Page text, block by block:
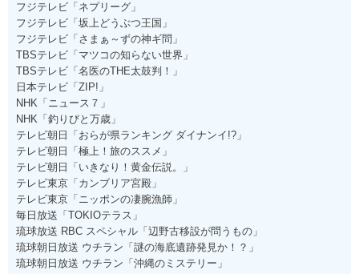
フジテレビ「ネプリーグ」
フジテレビ「坂上どうぶつ王国」
フジテレビ「さまぁ～ずの神ギ問」
TBSテレビ「マツコの知らない世界」
TBSテレビ「名医のTHE太鼓判！」
日本テレビ「ZIP!」
NHK「ニュース７」
NHK「釣りびと万歳」
テレビ朝日「おらが県ランキング ダイナンイ!?」
テレビ朝日「極上！旅のススメ」
テレビ朝日「いきなり！黄金伝説。」
テレビ東京「カンブリア宮殿」
テレビ東京「ニッポンの凄腕漁師」
毎日放送「TOKIOテラス」
琉球放送 RBC スペシャル「辺野古移設が問うもの」
琉球朝日放送 ウチラン「謎の海底遺跡発見か！？」
琉球朝日放送 ウチラン「沖縄のミステリー」